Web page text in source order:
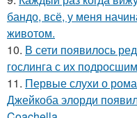
бандо, всё, у меня
животом.
10. В сети появилось
гослинга с их
11. Первые слухи о
Джейкоба элорди